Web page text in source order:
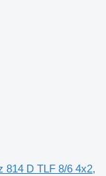
814 D TLF 8/6 4x2,